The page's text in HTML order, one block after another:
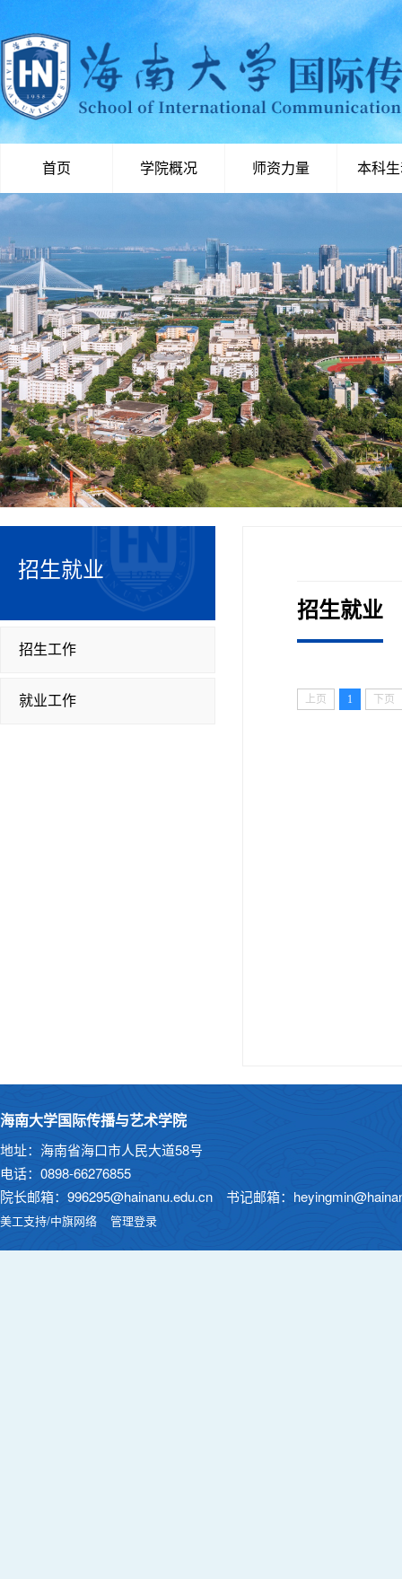
首页 学院概况 师资力量 本科
招生就业
招生工作
就业工作
招生就业
上页 1 下页
海南大学国际传播与艺术学院
地址：海南省海口市人民大道58号
电话：0898-66276855
院长邮箱：996295@hainanu.edu.cn 书记邮箱：
美工支持/中旗网络 管理登录